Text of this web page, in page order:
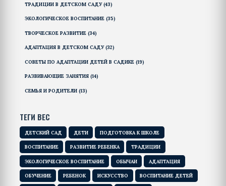
ТРАДИЦИИ В ДЕТСКОМ САДУ(43)
ЭКОЛОГИЧЕСКОЕ ВОСПИТАНИЕ (35)
ТВОРЧЕСКОЕ РАЗВИТИЕ (34)
АДАПТАЦИЯ В ДЕТСКОМ САДУ(32)
СОВЕТЫ ПО АДАПТАЦИИ ДЕТЕЙ В САДИКЕ (19)
РАЗВИВАЮЩИЕ ЗАНЯТИЯ (14)
СЕМЬЯ И РОДИТЕЛИ (13)
ТЕГИ ВЕС
ДЕТСКИЙ САД ДЕТИ ПОДГОТОВКА К ШКОЛЕ
ВОСПИТАНИЕ РАЗВИТИЕ РЕБЕНКА ТРАДИЦИИ
ЭКОЛОГИЧЕСКОЕ ВОСПИТАНИЕ ОБЫЧАИ АДАПТАЦИЯ
ОБУЧЕНИЕ РЕБЕНОК ИСКУССТВО ВОСПИТАНИЕ ДЕТЕЙ